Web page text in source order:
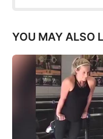
YOU MAY ALSO